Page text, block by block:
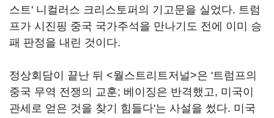
스트' 니컬러스 크리스토퍼의 기고문을 실었다. 트럼
프가 시진핑 중국 국가주석을 만나기도 전에 이미 승
패 판정을 내린 것이다.
정상회담이 끝난 뒤 <월스트리트저널>은 '트럼프의
중국 무역 전쟁의 교훈; 베이징은 반격했고, 미국이
관세로 얻은 것을 찾기 힘들다'는 사설을 썼다. 미국